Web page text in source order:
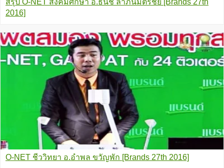
2016]
O-NET ชีววิทยา อ.อำพล ขวัญพัก [Brands 27th 2016]